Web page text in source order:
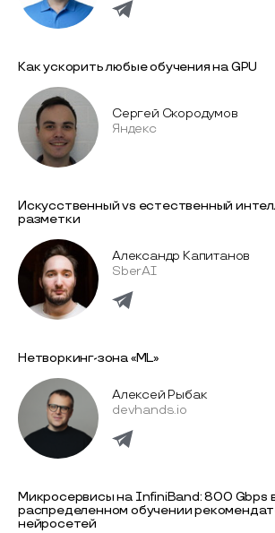
Как ускорить любые обучения на GPU
Сергей Скородумов
Яндекс
Искусственный vs естественный
разметки
Александр Капитанов
SberAI
Нетворкинг-зона «ML»
Алексей Рыбак
devhands.io
Микросервисы на InfiniBand: 800 Gbps
распределенном обучении
нейросетей